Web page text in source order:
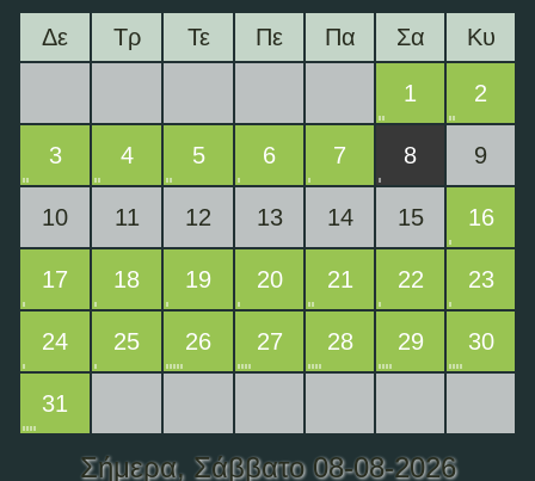
Δε Τρ Τε Πε Πα Σα Κυ
1 2
3 4 5 6 7 8 9
10 11 12 13 14 15 16
17 18 19 20 21 22 23
24 25 26 27 28 29 30
31
Σήμερα, Σάββατο 08-08-2026